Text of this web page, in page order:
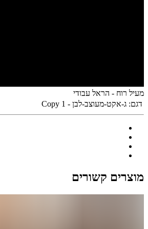
מעיל רוח - הראל עבודי
דגם: ג-אקט-מעוצב-לבן - Copy 1
מוצרים קשורים